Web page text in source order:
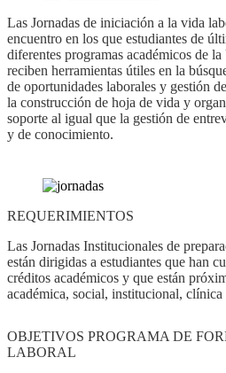
Las Jornadas de iniciación a la vida
encuentro en los que estudiantes de
diferentes programas académicos de
reciben herramientas útiles en la
de oportunidades laborales y gestión
la construcción de hoja de vida y
soporte al igual que la gestión de
y de conocimiento.
REQUERIMIENTOS
Las Jornadas Institucionales de
están dirigidas a estudiantes que han
créditos académicos y que están
académica, social, institucional, clínica
OBJETIVOS PROGRAMA DE
LABORAL